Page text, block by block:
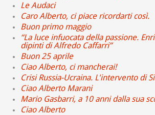
Le Audaci
Caro Alberto, ci piace ricordarti così.
Buon primo maggio
“La luce infuocata della passione.
dipinti di Alfredo Caffarri”
Buon 25 aprile
Ciao Alberto, ci mancherai!
Crisi Russia-Ucraina. L'intervento di
Ciao Alberto Marani
Mario Gasbarri, a 10 anni dalla sua
Ciao Alberto